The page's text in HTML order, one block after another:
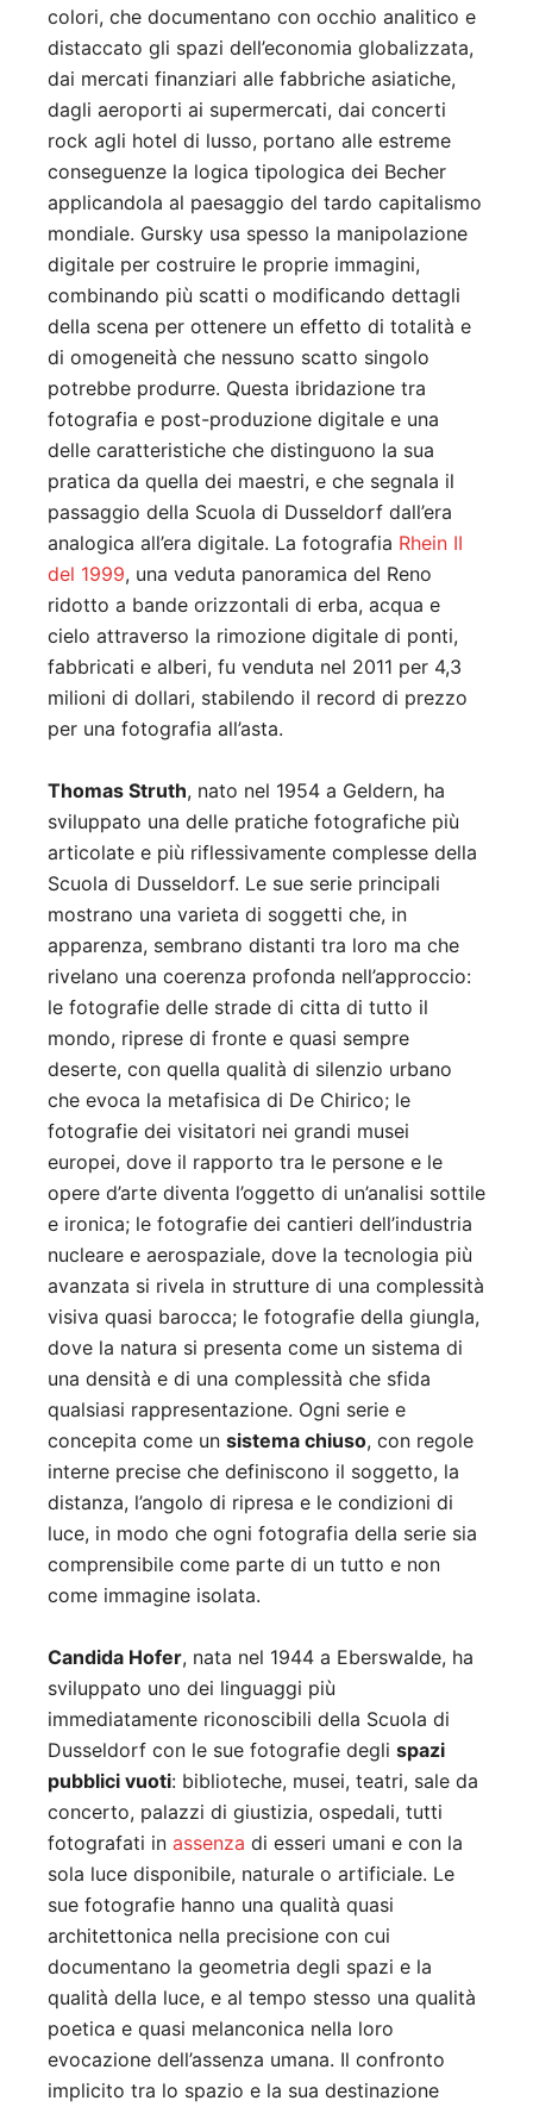
colori, che documentano con occhio analitico e
distaccato gli spazi dell’economia globalizzata,
dai mercati finanziari alle fabbriche asiatiche,
dagli aeroporti ai supermercati, dai concerti
rock agli hotel di lusso, portano alle estreme
conseguenze la logica tipologica dei Becher
applicandola al paesaggio del tardo capitalismo
mondiale. Gursky usa spesso la manipolazione
digitale per costruire le proprie immagini,
combinando più scatti o modificando dettagli
della scena per ottenere un effetto di totalità e
di omogeneità che nessuno scatto singolo
potrebbe produrre. Questa ibridazione tra
fotografia e post-produzione digitale e una
delle caratteristiche che distinguono la sua
pratica da quella dei maestri, e che segnala il
passaggio della Scuola di Dusseldorf dall’era
analogica all’era digitale. La fotografia Rhein II
del 1999, una veduta panoramica del Reno
ridotto a bande orizzontali di erba, acqua e
cielo attraverso la rimozione digitale di ponti,
fabbricati e alberi, fu venduta nel 2011 per 4,3
milioni di dollari, stabilendo il record di prezzo
per una fotografia all’asta.
Thomas Struth, nato nel 1954 a Geldern, ha
sviluppato una delle pratiche fotografiche più
articolate e più riflessivamente complesse della
Scuola di Dusseldorf. Le sue serie principali
mostrano una varieta di soggetti che, in
apparenza, sembrano distanti tra loro ma che
rivelano una coerenza profonda nell’approccio:
le fotografie delle strade di citta di tutto il
mondo, riprese di fronte e quasi sempre
deserte, con quella qualità di silenzio urbano
che evoca la metafisica di De Chirico; le
fotografie dei visitatori nei grandi musei
europei, dove il rapporto tra le persone e le
opere d’arte diventa l’oggetto di un’analisi sottile
e ironica; le fotografie dei cantieri dell’industria
nucleare e aerospaziale, dove la tecnologia più
avanzata si rivela in strutture di una complessità
visiva quasi barocca; le fotografie della giungla,
dove la natura si presenta come un sistema di
una densità e di una complessità che sfida
qualsiasi rappresentazione. Ogni serie e
concepita come un sistema chiuso, con regole
interne precise che definiscono il soggetto, la
distanza, l’angolo di ripresa e le condizioni di
luce, in modo che ogni fotografia della serie sia
comprensibile come parte di un tutto e non
come immagine isolata.
Candida Hofer, nata nel 1944 a Eberswalde, ha
sviluppato uno dei linguaggi più
immediatamente riconoscibili della Scuola di
Dusseldorf con le sue fotografie degli spazi
pubblici vuoti: biblioteche, musei, teatri, sale da
concerto, palazzi di giustizia, ospedali, tutti
fotografati in assenza di esseri umani e con la
sola luce disponibile, naturale o artificiale. Le
sue fotografie hanno una qualità quasi
architettonica nella precisione con cui
documentano la geometria degli spazi e la
qualità della luce, e al tempo stesso una qualità
poetica e quasi melanconica nella loro
evocazione dell’assenza umana. Il confronto
implicito tra lo spazio e la sua destinazione